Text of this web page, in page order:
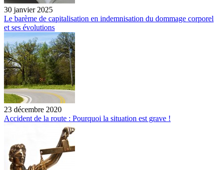
30 janvier 2025
Le barème de capitalisation en indemnisation du dommage corporel
et ses évolutions
23 décembre 2020
Accident de la route : Pourquoi la situation est grave !